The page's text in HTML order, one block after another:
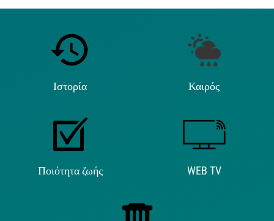
Ιστορία Καιρός
Ποιότητα ζωής WEB TV